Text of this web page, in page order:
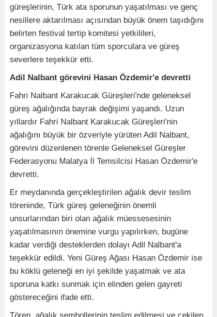
güreşlerinin, Türk ata sporunun yaşatılması ve genç
nesillere aktarılması açısından büyük önem taşıdığını
belirten festival tertip komitesi yetkilileri,
organizasyona katılan tüm sporculara ve güreş
severlere teşekkür etti.
Adil Nalbant görevini Hasan Özdemir'e devretti
Fahri Nalbant Karakucak Güreşleri'nde geleneksel
güreş ağalığında bayrak değişimi yaşandı. Uzun
yıllardır Fahri Nalbant Karakucak Güreşleri'nin
ağalığını büyük bir özveriyle yürüten Adil Nalbant,
görevini düzenlenen törenle Geleneksel Güreşler
Federasyonu Malatya İl Temsilcisi Hasan Özdemir'e
devretti.
Er meydanında gerçekleştirilen ağalık devir teslim
töreninde, Türk güreş geleneğinin önemli
unsurlarından biri olan ağalık müessesesinin
yaşatılmasının önemine vurgu yapılırken, bugüne
kadar verdiği desteklerden dolayı Adil Nalbant'a
teşekkür edildi. Yeni Güreş Ağası Hasan Özdemir ise
bu köklü geleneği en iyi şekilde yaşatmak ve ata
sporuna katkı sunmak için elinden gelen gayreti
göstereceğini ifade etti.
Tören, ağalık sembollerinin teslim edilmesi ve çekilen